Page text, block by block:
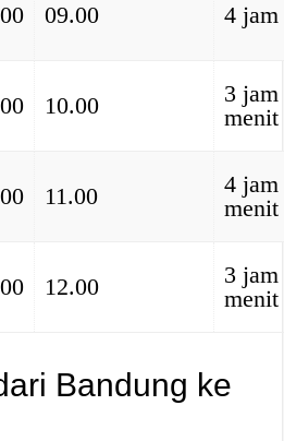
09.00 4 jam
10.00
3 jam
menit
11.00
4 jam
menit
12.00
3 jam
menit
Bandung ke